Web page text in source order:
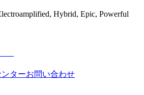
Hybrid, Epic, Powerful
ターお問い合わせ